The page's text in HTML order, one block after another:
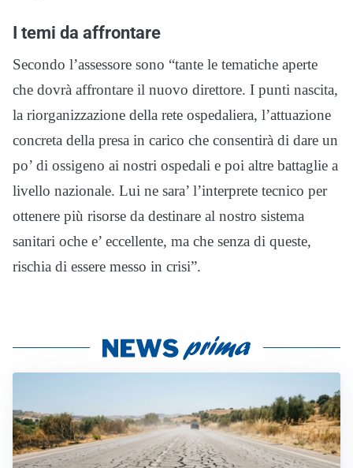
I temi da affrontare
Secondo l’assessore sono “tante le tematiche aperte
che dovrà affrontare il nuovo direttore. I punti nascita,
la riorganizzazione della rete ospedaliera, l’attuazione
concreta della presa in carico che consentirà di dare un
po’ di ossigeno ai nostri ospedali e poi altre battaglie a
livello nazionale. Lui ne sara’ l’interprete tecnico per
ottenere più risorse da destinare al nostro sistema
sanitari oche e’ eccellente, ma che senza di queste,
rischia di essere messo in crisi”.